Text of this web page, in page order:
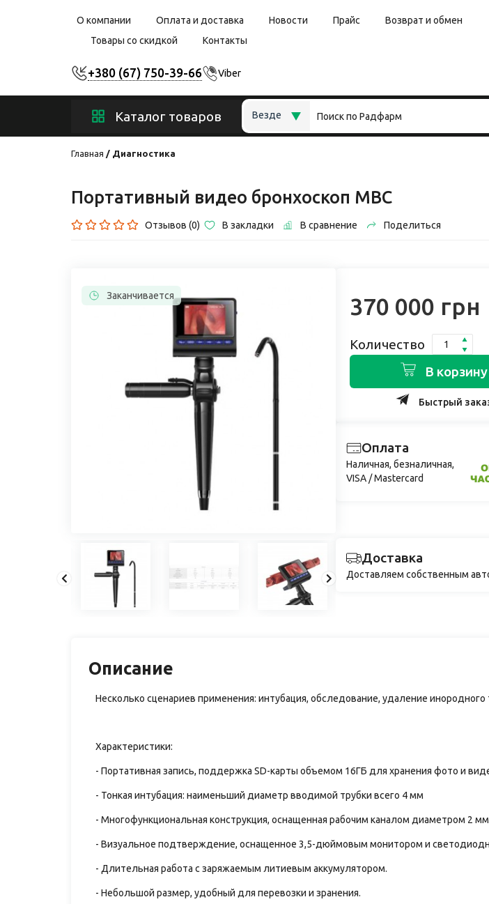
О компании Оплата и доставка Новости Прайс
Возврат и обмен
Товары со скидкой
Контакты
+380 (67) 750-39-66 Viber
Каталог товаров
Везде
Главная Диагностика
Портативный видео бронхоскоп MBC
Отзывов (0) В закладки В сравнение Поделиться
Заканчивается 370 000 грн
Количество
В корзину
Быстрый
Оплата
Наличная, безналичная,
VISA / Mastercard
Доставка
Доставляем собственным
Описание
Несколько сценариев применения: интубация, обследование, удаление инородного
Характеристики:
- Портативная запись, поддержка SD-карты объемом 16ГБ для хранения фото и
- Тонкая интубация: наименьший диаметр вводимой трубки всего 4 мм
- Многофункциональная конструкция, оснащенная рабочим каналом диаметром 2
- Визуальное подтверждение, оснащенное 3,5-дюймовым монитором и
- Длительная работа с заряжаемым литиевым аккумулятором.
- Небольшой размер, удобный для перевозки и зранения.